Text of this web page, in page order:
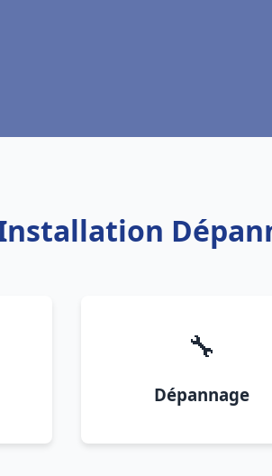
🔧
Dépannage